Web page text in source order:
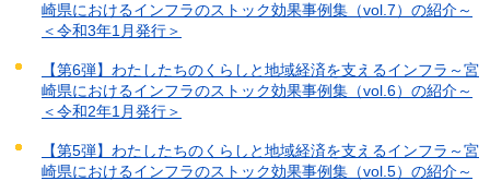
崎県におけるインフラのストック効果事例集（vol.7）の紹介～
＜令和3年1月発行＞
【第6弾】わたしたちのくらしと地域経済を支えるインフラ～宮
崎県におけるインフラのストック効果事例集（vol.6）の紹介～
＜令和2年1月発行＞
【第5弾】わたしたちのくらしと地域経済を支えるインフラ～宮
崎県におけるインフラのストック効果事例集（vol.5）の紹介～